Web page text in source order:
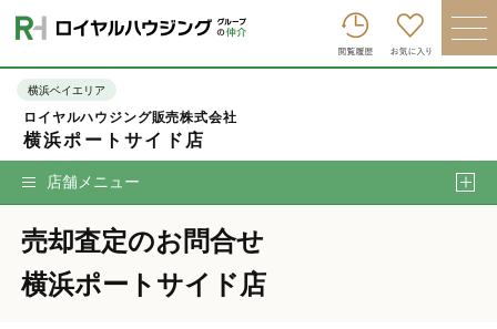
横浜ベイエリア
ロイヤルハウジング販売株式会社
横浜ポートサイド店
店舗メニュー
売却査定のお問合せ
横浜ポートサイド店
ロイヤルハウジンググループトップへ
買いたい
売りたい
借りたい
貸したい
店舗を探す
企業情報